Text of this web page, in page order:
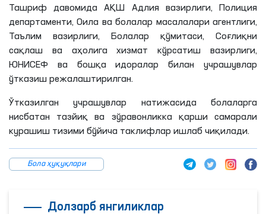
Ташриф давомида АҚШ Адлия вазирлиги, Полиция
департаменти, Оила ва болалар масалалари агентлиги,
Таълим вазирлиги, Болалар қўмитаси, Соғлиқни
сақлаш ва аҳолига хизмат кўрсатиш вазирлиги,
ЮНИСЕФ ва бошқа идоралар билан учрашувлар
ўтказиш режалаштирилган.
Ўтказилган учрашувлар натижасида болаларга
нисбатан тазйиқ ва зўравонликка қарши самарали
курашиш тизими бўйича таклифлар ишлаб чиқилади.
Бола ҳуқуқлари
Долзарб янгиликлар